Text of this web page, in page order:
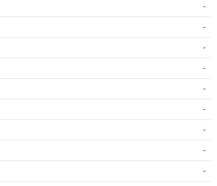
-
-
-
-
-
-
-
-
-